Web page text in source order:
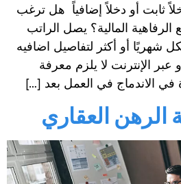
ثابت أو دخلاً إضافياً هل ترغب
المالية؟ يصل الراتب
إلى 40000 شيكل شهريًا أو أكثر لتفاصيل اضافيه
الإنترنت لا يلزم معرفة
في الاندماج في العمل بعد […]
الرهن العقاري